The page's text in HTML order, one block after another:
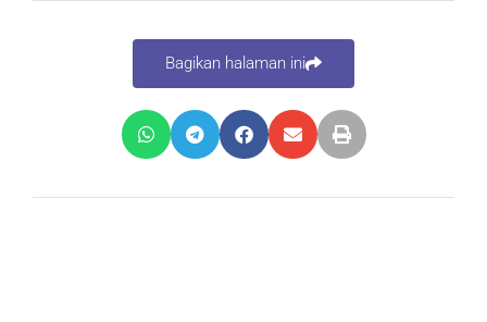
Bagikan halaman ini